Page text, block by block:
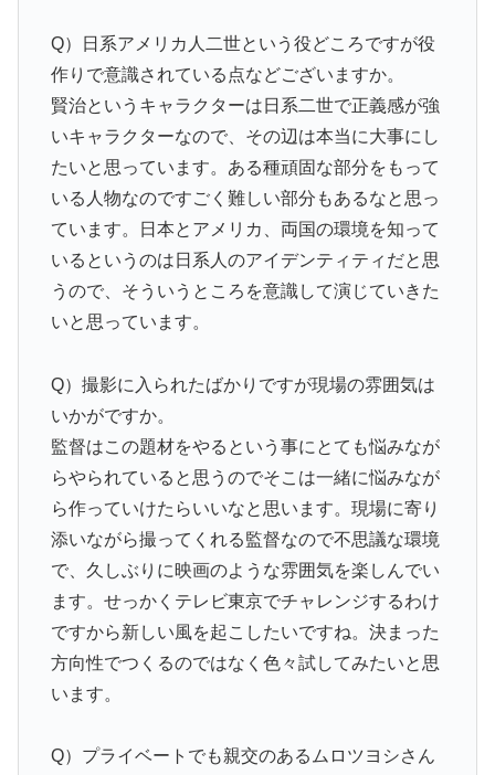
Q）日系アメリカ人二世という役どころですが役
作りで意識されている点などございますか。
賢治というキャラクターは日系二世で正義感が強
いキャラクターなので、その辺は本当に大事にし
たいと思っています。ある種頑固な部分をもって
いる人物なのですごく難しい部分もあるなと思っ
ています。日本とアメリカ、両国の環境を知って
いるというのは日系人のアイデンティティだと思
うので、そういうところを意識して演じていきた
いと思っています。
Q）撮影に入られたばかりですが現場の雰囲気は
いかがですか。
監督はこの題材をやるという事にとても悩みなが
らやられていると思うのでそこは一緒に悩みなが
ら作っていけたらいいなと思います。現場に寄り
添いながら撮ってくれる監督なので不思議な環境
で、久しぶりに映画のような雰囲気を楽しんでい
ます。せっかくテレビ東京でチャレンジするわけ
ですから新しい風を起こしたいですね。決まった
方向性でつくるのではなく色々試してみたいと思
います。
Q）プライベートでも親交のあるムロツヨシさん